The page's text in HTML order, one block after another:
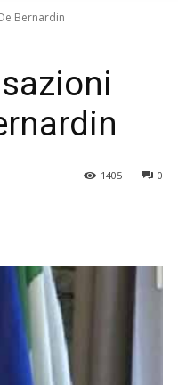
Bernardin
0
1405